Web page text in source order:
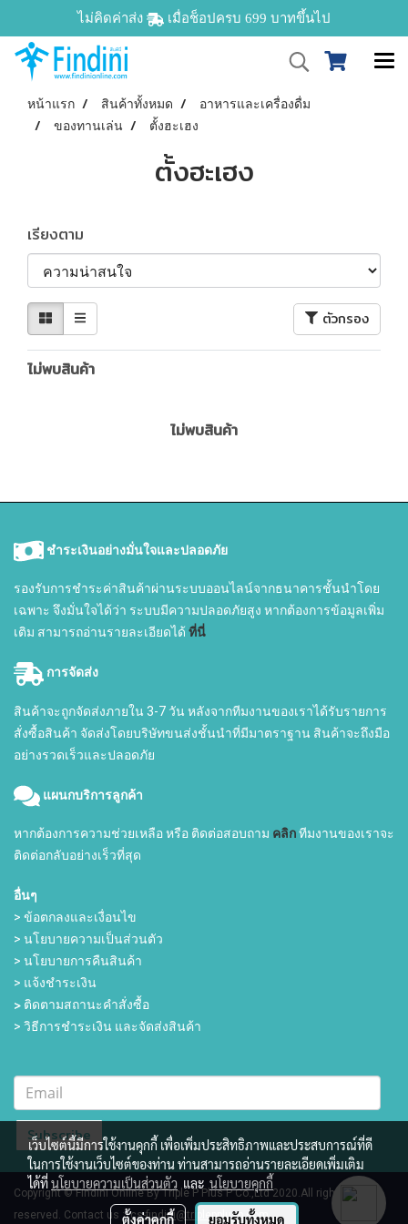
ไม่คิดค่าส่ง เมื่อช็อปครบ 699 บาทขึ้นไป
หน้าแรก สินค้าทั้งหมด
อาหารและเครื่องดื่ม
ของทานเล่น
ตั้งฮะเฮง
ตั้งฮะเฮง
เรียงตาม
ตัวกรอง
ไม่พบสินค้า
ไม่พบสินค้า
ชำระเงินอย่างมั่นใจและปลอดภัย
รองรับการชำระค่าสินค้าผ่านระบบออนไลน์จากธนาคารชั้นนำโดย
เฉพาะ จึงมั่นใจได้ว่า ระบบมีความปลอดภัยสูง หากต้องการข้อมูลเพิ่ม
เติม สามารถอ่านรายละเอียดได้ ที่นี่
การจัดส่ง
สินค้าจะถูกจัดส่งภายใน 3-7 วัน หลังจากทีมงานของเราได้รับรายการ
สั่งซื้อสินค้า จัดส่งโดยบริษัทขนส่งชั้นนำที่มีมาตราฐาน สินค้าจะถึงมือ
อย่างรวดเร็วและปลอดภัย
แผนกบริการลูกค้า
หากต้องการความช่วยเหลือ หรือ ติดต่อสอบถาม คลิกทีมงานของเราจะ
ติดต่อกลับอย่างเร็วที่สุด
อื่นๆ
> ข้อตกลงและเงื่อนไข
> นโยบายความเป็นส่วนตัว
> นโยบายการคืนสินค้า
> แจ้งชำระเงิน
> ติดตามสถานะคำสั่งซื้อ
> วิธีการชำระเงิน และจัดส่งสินค้า
Subscribe
Copyright © Findini Online By Triple P Plus P Co.,Ltd 2020.All rights
reserved. Contact us :cs-findini@triplepplusp.com
เว็บไซต์นี้มีการใช้งานคุกกี้ เพื่อเพิ่มประสิทธิภาพและประสบการณ์ที่ดี
ในการใช้งานเว็บไซต์ของท่าน ท่านสามารถอ่านรายละเอียดเพิ่มเติม
ได้ที่นโยบายความเป็นส่วนตัว และ นโยบายคุกกี้
ตั้งค่าคุกกี้ ยอมรับทั้งหมด